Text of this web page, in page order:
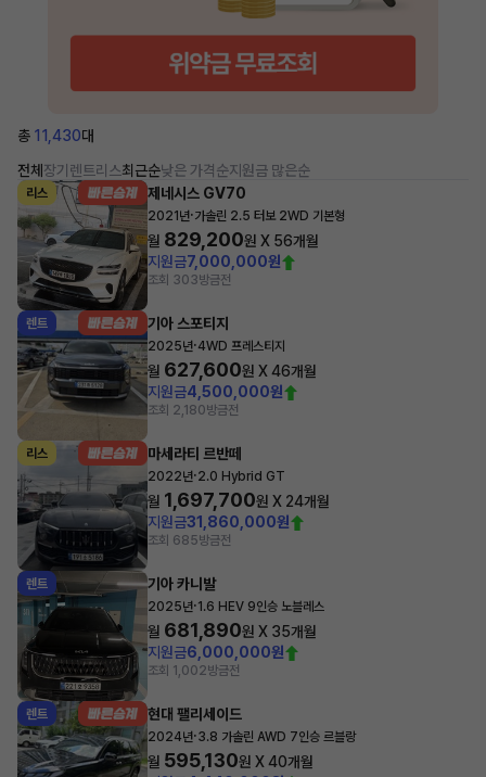
총 11,430대
전체 장기렌트리스최근순낮은 가격순지원금 많은순
리스 제네시스 GV70
2021년·가솔린 2.5 터보 2WD 기본형
월 829,200원 X 56개월
지원금7,000,000원
조회 303방금전
렌트 기아 스포티지
2025년·4WD 프레스티지
월 627,600원 X46개월
지원금4,500,000원
조회 2,180방금전
리스 마세라티 르반떼
2022년·2.0 Hybrid GT
월 1,697,700원 X 24개월
지원금31,860,000원
조회 685방금전
렌트 기아 카니발
2025년·1.6 HEV 9인승 노블레스
월 681,890원 X 35개월
지원금6,000,000원
조회 1,002방금전
렌트 현대 팰리세이드
2024년·3.8 가솔린 AWD 7인승 르블랑
월 595,130원 X40개월